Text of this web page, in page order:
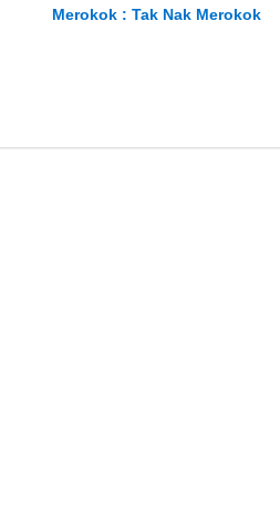
Merokok : Tak Nak Merokok